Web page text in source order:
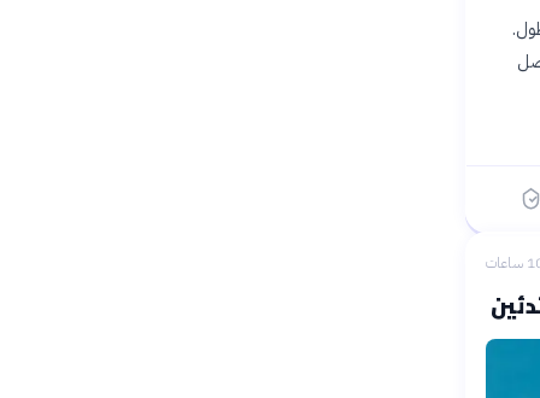
أن تصل